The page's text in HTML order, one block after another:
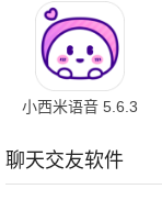
小西米语音 5.6.3
聊天交友软件